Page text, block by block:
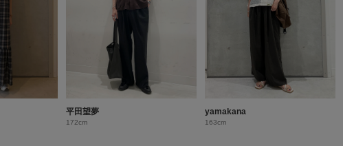
平田望夢
172cm
yamakana
163cm